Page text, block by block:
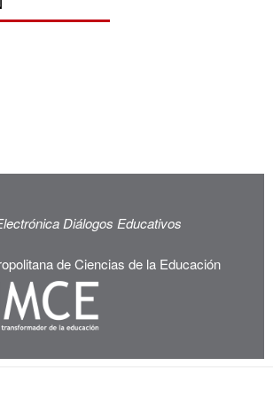
Diálogos Educativos
de Ciencias de la Educación